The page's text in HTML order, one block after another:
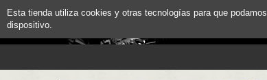
Esta tienda utiliza cookies y otras tecnologías para que
dispositivo.